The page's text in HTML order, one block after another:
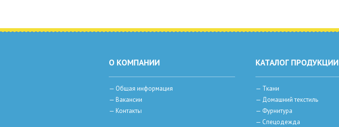
О КОМПАНИИ
— Общая информация
— Вакансии
— Контакты
КАТАЛОГ ПРОДУКЦИИ
— Ткани
— Домашний текстиль
— Фурнитура
— Спецодежда